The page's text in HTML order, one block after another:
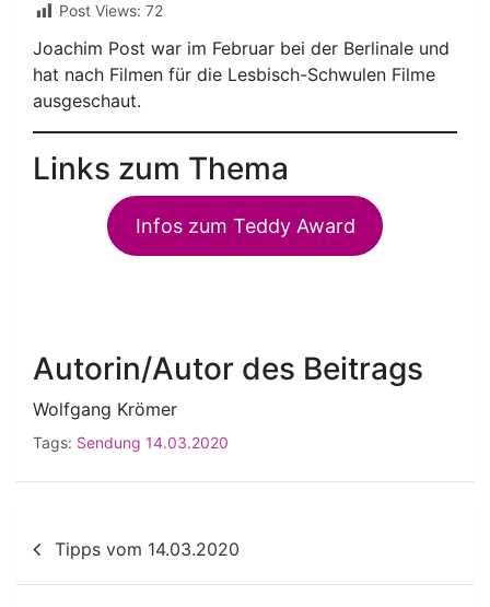
Post Views: 72
Joachim Post war im Februar bei der Berlinale und
hat nach Filmen für die Lesbisch-Schwulen Filme
ausgeschaut.
Links zum Thema
Infos zum Teddy Award
Autorin/Autor des Beitrags
Wolfgang Krömer
Tags: Sendung 14.03.2020
Beitragsnavigation
Tipps vom 14.03.2020